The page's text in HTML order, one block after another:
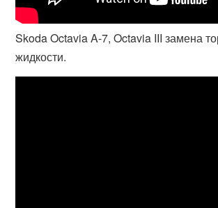
Skoda Octavia A-7, Octavia III замена
жидкости.